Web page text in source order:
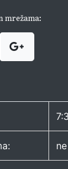
mrežama: